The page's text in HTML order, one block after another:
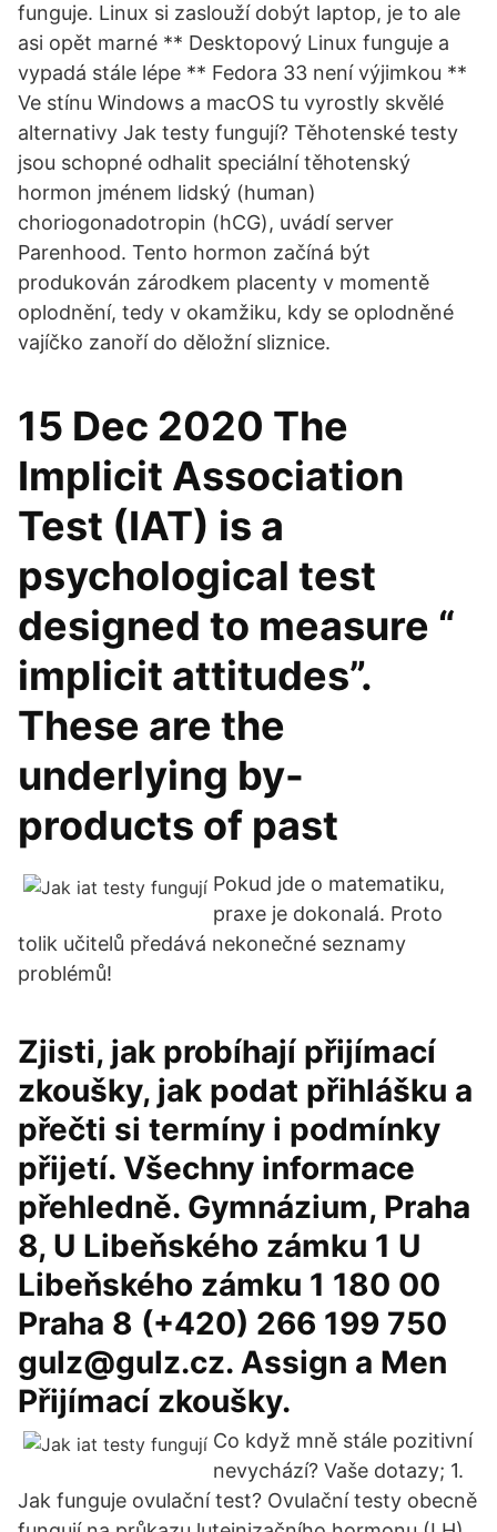
funguje. Linux si zaslouží dobýt laptop, je to ale
asi opět marné ** Desktopový Linux funguje a
vypadá stále lépe ** Fedora 33 není výjimkou **
Ve stínu Windows a macOS tu vyrostly skvělé
alternativy Jak testy fungují? Těhotenské testy
jsou schopné odhalit speciální těhotenský
hormon jménem lidský (human)
choriogonadotropin (hCG), uvádí server
Parenhood. Tento hormon začíná být
produkován zárodkem placenty v momentě
oplodnění, tedy v okamžiku, kdy se oplodněné
vajíčko zanoří do děložní sliznice.
15 Dec 2020 The
Implicit Association
Test (IAT) is a
psychological test
designed to measure “
implicit attitudes”.
These are the
underlying by-
products of past
Pokud jde o matematiku,
praxe je dokonalá. Proto
tolik učitelů předává nekonečné seznamy
problémů!
Zjisti, jak probíhají přijímací
zkoušky, jak podat přihlášku a
přečti si termíny i podmínky
přijetí. Všechny informace
přehledně. Gymnázium, Praha
8, U Libeňského zámku 1 U
Libeňského zámku 1 180 00
Praha 8 (+420) 266 199 750
gulz@gulz.cz. Assign a Men
Přijímací zkoušky.
Co když mně stále pozitivní
nevychází? Vaše dotazy; 1.
Jak funguje ovulační test? Ovulační testy obecně